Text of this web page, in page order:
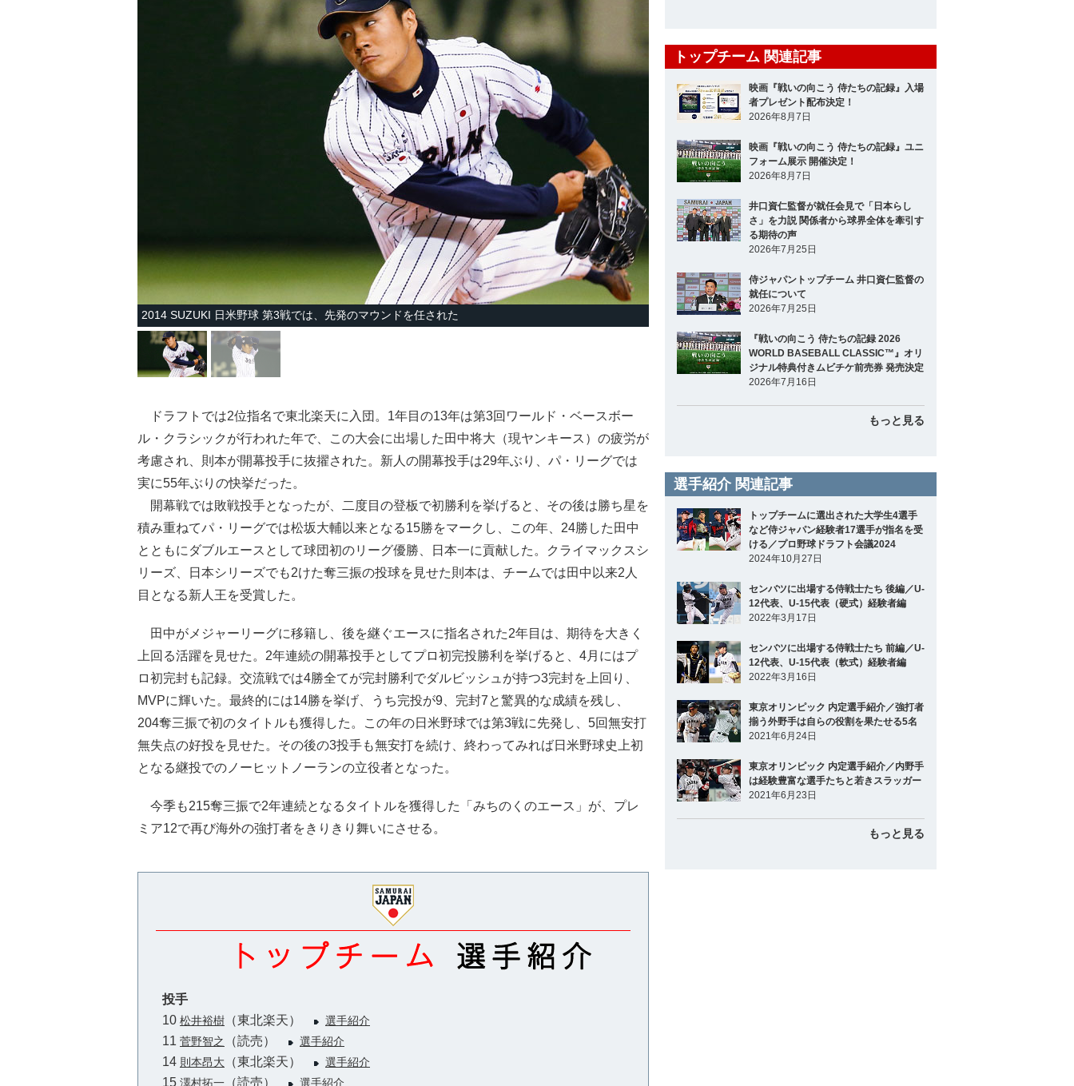
2014 SUZUKI 日米野球 第3戦では、先発のマウンドを任された
ドラフトでは2位指名で東北楽天に入団。1年目の13年は第3回ワールド・ベースボー
ル・クラシックが行われた年で、この大会に出場した田中将大（現ヤンキース）の疲労が
考慮され、則本が開幕投手に抜擢された。新人の開幕投手は29年ぶり、パ・リーグでは
実に55年ぶりの快挙だった。
開幕戦では敗戦投手となったが、二度目の登板で初勝利を挙げると、その後は勝ち星を
積み重ねてパ・リーグでは松坂大輔以来となる15勝をマークし、この年、24勝した田中
とともにダブルエースとして球団初のリーグ優勝、日本一に貢献した。クライマックスシ
リーズ、日本シリーズでも2けた奪三振の投球を見せた則本は、チームでは田中以来2人
目となる新人王を受賞した。
田中がメジャーリーグに移籍し、後を継ぐエースに指名された2年目は、期待を大きく
上回る活躍を見せた。2年連続の開幕投手としてプロ初完投勝利を挙げると、4月にはプ
ロ初完封も記録。交流戦では4勝全てが完封勝利でダルビッシュが持つ3完封を上回り、
MVPに輝いた。最終的には14勝を挙げ、うち完投が9、完封7と驚異的な成績を残し、
204奪三振で初のタイトルも獲得した。この年の日米野球では第3戦に先発し、5回無安打
無失点の好投を見せた。その後の3投手も無安打を続け、終わってみれば日米野球史上初
となる継投でのノーヒットノーランの立役者となった。
今季も215奪三振で2年連続となるタイトルを獲得した「みちのくのエース」が、プレ
ミア12で再び海外の強打者をきりきり舞いにさせる。
投手
10 松井裕樹 （東北楽天） 選手紹介
11 菅野智之 （読売） 選手紹介
14 則本昂大 （東北楽天） 選手紹介
15 澤村拓一 （読売） 選手紹介
トップチーム 関連記事
映画『戦いの向こう 侍たちの記録』入場
者プレゼント配布決定！
2026年8月7日
映画『戦いの向こう 侍たちの記録』ユニ
フォーム展示 開催決定！
2026年8月7日
井口資仁監督が就任会見で「日本らし
さ」を力説 関係者から球界全体を牽引す
る期待の声
2026年7月25日
侍ジャパントップチーム 井口資仁監督の
就任について
2026年7月25日
『戦いの向こう 侍たちの記録 2026
WORLD BASEBALL CLASSIC™』オリ
ジナル特典付きムビチケ前売券 発売決定
2026年7月16日
もっと見る
選手紹介 関連記事
トップチームに選出された大学生4選手
など侍ジャパン経験者17選手が指名を受
ける／プロ野球ドラフト会議2024
2024年10月27日
センバツに出場する侍戦士たち 後編／U-
12代表、U-15代表（硬式）経験者編
2022年3月17日
センバツに出場する侍戦士たち 前編／U-
12代表、U-15代表（軟式）経験者編
2022年3月16日
東京オリンピック 内定選手紹介／強打者
揃う外野手は自らの役割を果たせる5名
2021年6月24日
東京オリンピック 内定選手紹介／内野手
は経験豊富な選手たちと若きスラッガー
2021年6月23日
もっと見る